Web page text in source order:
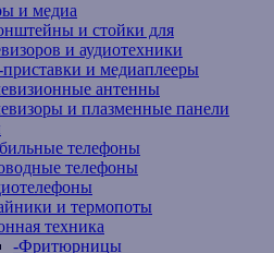
и медиа
и стойки для
и аудиотехники
и медиаплееры
антенны
и плазменные панели
телефоны
телефоны
и термопоты
техника
-Фритюрницы